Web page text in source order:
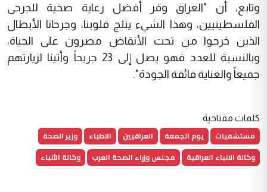
وتابع، أن "العراق وفر أفضل رعاية صحية للجرحى
الفلسطينيين، وهذا الشيء يثلج قلوبنا، وجرحانا الأبطال
الذين خرجوا من تحت الأنقاض مصرون على الحياة،
وبالنسبة للعدد فهو يصل إلى 23 جريحاً وأتينا لزيارتهم
جميعاً والعناية فائقة الجودة".
كلمات مفتاحية
مستشفيات يوم الجمعة العراقيين الاطباء
وزير الصحة
وكالة الانباء العراقية
مجلس وزراء الصحة العرب وكالة الأنباء